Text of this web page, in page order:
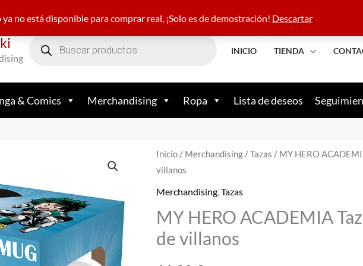
ya no está disponible para comprar real, ¡Solo es de demostración! Descartar
productos
INICIO TIENDA
& Comics Merchandising Ropa Lista de deseos
Inicio/ Merchandising/Tazas / MY HERO
villanos
Merchandising, Tazas
MY HERO ACADEMIA
de villanos